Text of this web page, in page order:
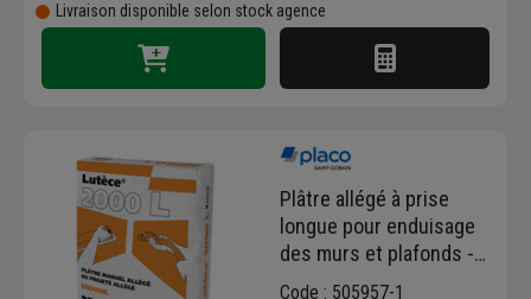
Livraison disponible selon stock agence
Plâtre allégé à prise
longue pour enduisage
des murs et plafonds -
Lutèce 2000 L - sac de
Code : 505957-1